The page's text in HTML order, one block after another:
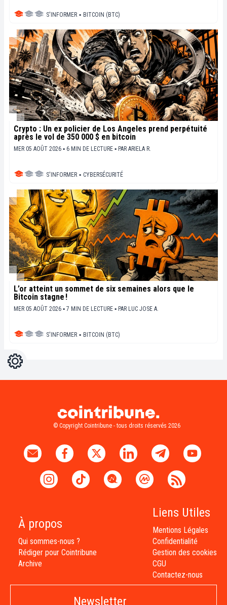
S'INFORMER ▪ BITCOIN (BTC)
Crypto : Un ex policier de Los Angeles prend perpétuité
après le vol de 350 000 $ en bitcoin
MER 05 AOÛT 2026 ▪ 6 MIN DE LECTURE ▪ PAR ARIELA R.
S'INFORMER ▪ CYBERSÉCURITÉ
L’or atteint un sommet de six semaines alors que le
Bitcoin stagne !
MER 05 AOÛT 2026 ▪ 7 MIN DE LECTURE ▪ PAR LUC JOSE A.
S'INFORMER ▪ BITCOIN (BTC)
Réglages
© Copyright Cointribune - tous droits réservés 2026
À propos
Qui sommes-nous ?
Rédiger pour Cointribune
Archive
Liens Utiles
Mentions Légales
Confidentialité
Gestion des cookies
CGU
Contactez-nous
Newsletter